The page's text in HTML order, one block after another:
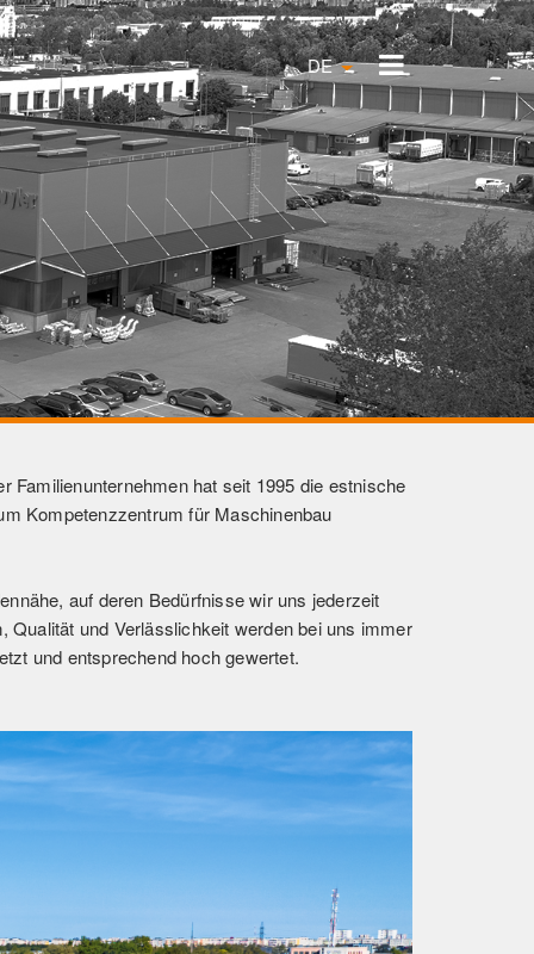
DE
Familienunternehmen hat seit 1995 die estnische
Kompetenzzentrum für Maschinenbau
auf deren Bedürfnisse wir uns jederzeit
Qualität und Verlässlichkeit werden bei uns immer
und entsprechend hoch gewertet.